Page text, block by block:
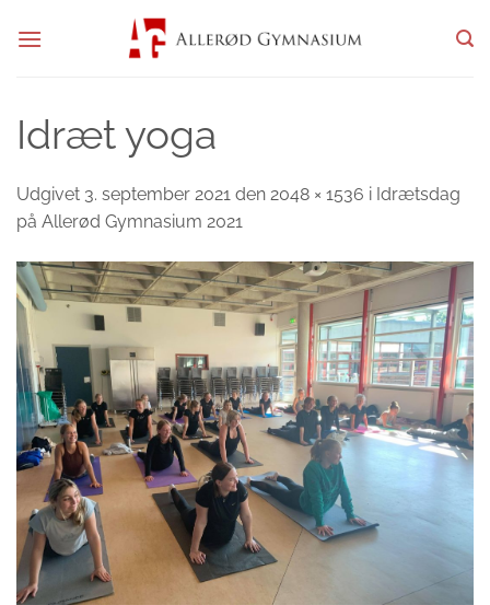
Idræt yoga
Udgivet 3. september 2021 den 2048 × 1536 i Idrætsdag
på Allerød Gymnasium 2021